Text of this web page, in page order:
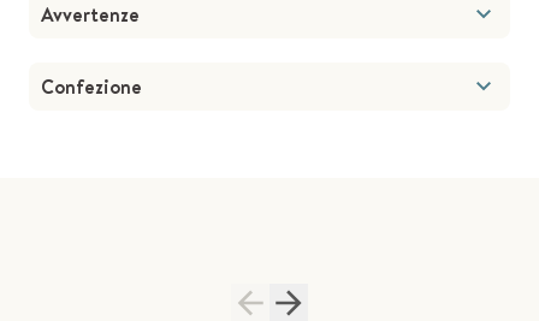
Avvertenze
Confezione